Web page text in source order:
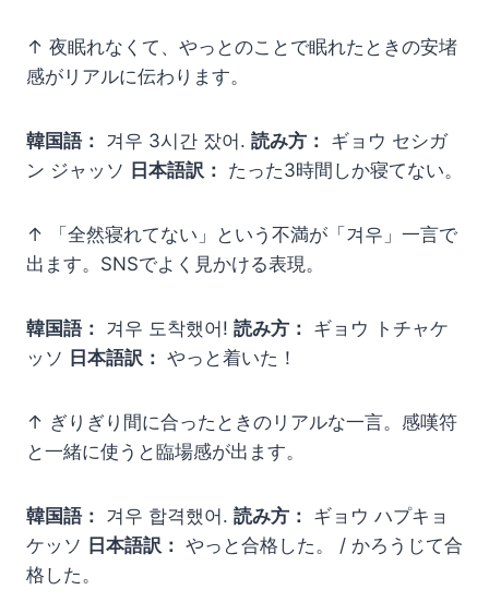
↑ 夜眠れなくて、やっとのことで眠れたときの安堵
感がリアルに伝わります。
韓国語： 겨우 3시간 잤어. 読み方： ギョウ セシガ
ン ジャッソ 日本語訳： たった3時間しか寝てない。
↑ 「全然寝れてない」という不満が「겨우」一言で
出ます。SNSでよく見かける表現。
韓国語： 겨우 도착했어! 読み方： ギョウ トチャケ
ッソ 日本語訳： やっと着いた！
↑ ぎりぎり間に合ったときのリアルな一言。感嘆符
と一緒に使うと臨場感が出ます。
韓国語： 겨우 합격했어. 読み方： ギョウ ハプキョ
ケッソ 日本語訳： やっと合格した。 / かろうじて合
格した。